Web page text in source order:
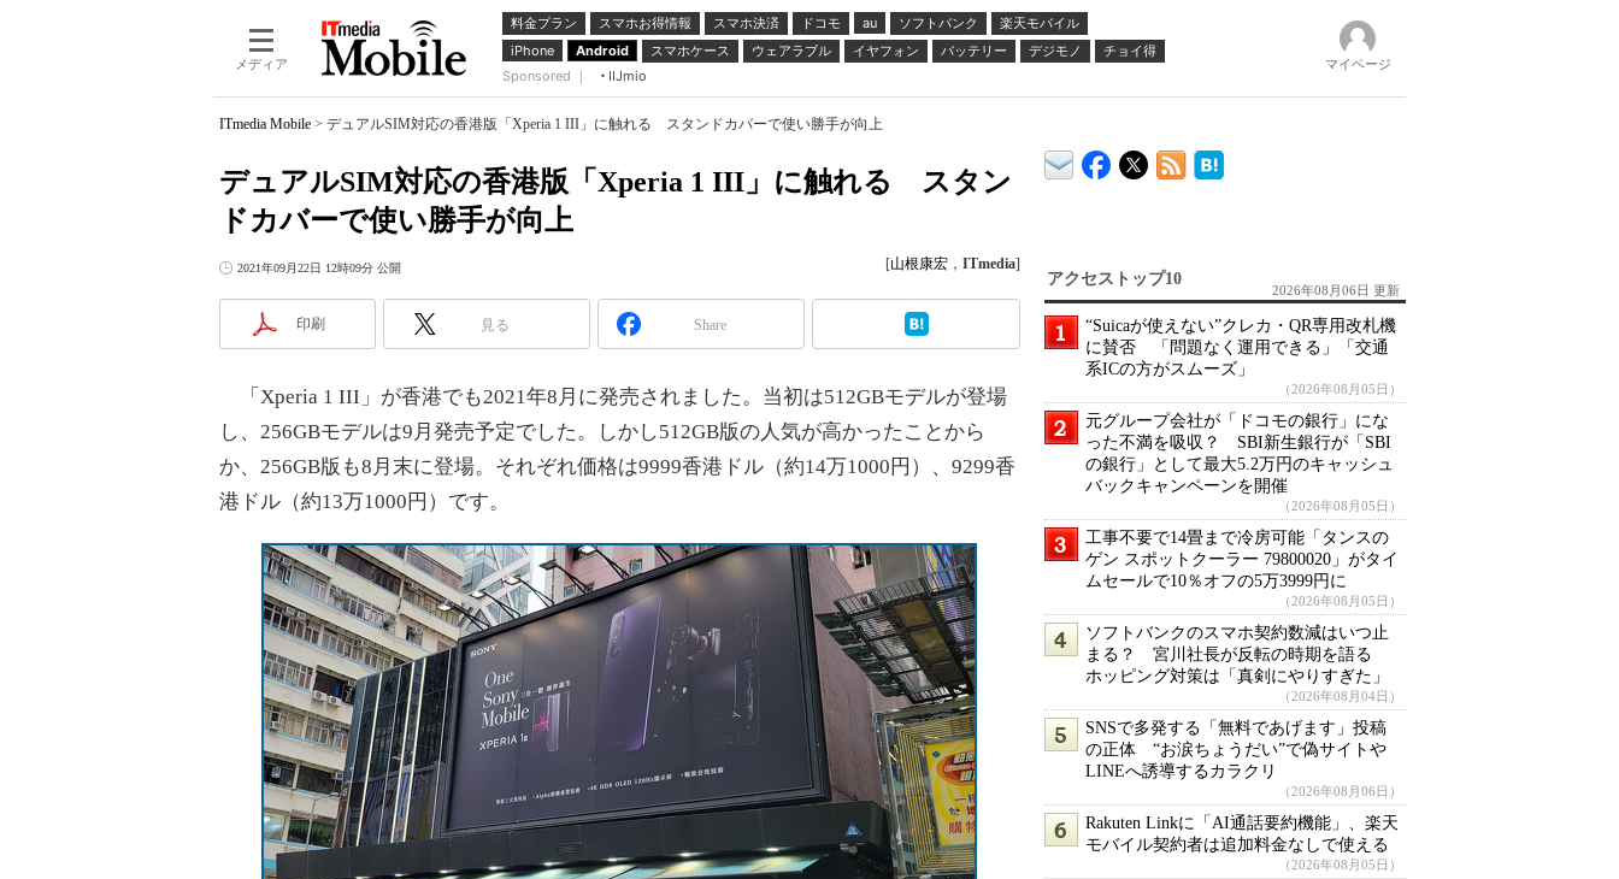
メディア
料金プラン スマホお得情報 スマホ決済 ドコモ au ソフトバンク
楽天モバイル
iPhone
Android スマホケース ウェアラブル イヤフォン バッテリー デジモノ
チョイ得
Sponsored ｜
IIJmio
マイページ
ITmedia Mobile > デュアルSIM対応の香港版「Xperia 1 III」に触れる スタンドカバーで使い勝手が向上
デュアルSIM対応の香港版「Xperia 1 III」に触れる スタン
ドカバーで使い勝手が向上
2021年09月22日 12時09分 公開 [山根康宏 ， ITmedia]
印刷 見る Share
「Xperia 1 III」が香港でも2021年8月に発売されました。当初は512GBモデルが登場
し、256GBモデルは9月発売予定でした。しかし512GB版の人気が高かったことから
か、256GB版も8月末に登場。それぞれ価格は9999香港ドル（約14万1000円）、9299香
港ドル（約13万1000円）です。
アクセストップ10
2026年08月06日 更新
“Suicaが使えない”クレカ・QR専用改札機
に賛否 「問題なく運用できる」「交通
系ICの方がスムーズ」
（2026年08月05日）
元グループ会社が「ドコモの銀行」にな
った不満を吸収？ SBI新生銀行が「SBI
の銀行」として最大5.2万円のキャッシュ
バックキャンペーンを開催
（2026年08月05日）
工事不要で14畳まで冷房可能「タンスの
ゲン スポットクーラー 79800020」がタイ
ムセールで10％オフの5万3999円に
（2026年08月05日）
ソフトバンクのスマホ契約数減はいつ止
まる？ 宮川社長が反転の時期を語る
ホッピング対策は「真剣にやりすぎた」
（2026年08月04日）
SNSで多発する「無料であげます」投稿
の正体 “お涙ちょうだい”で偽サイトや
LINEへ誘導するカラクリ
（2026年08月06日）
Rakuten Linkに「AI通話要約機能」、楽天
モバイル契約者は追加料金なしで使える
（2026年08月05日）